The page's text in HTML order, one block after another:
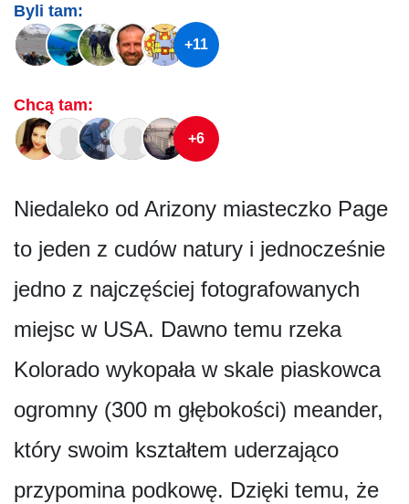
Byli tam:
+11
Chcą tam:
+6
Niedaleko od Arizony miasteczko Page
to jeden z cudów natury i jednocześnie
jedno z najczęściej fotografowanych
miejsc w USA. Dawno temu rzeka
Kolorado wykopała w skale piaskowca
ogromny (300 m głębokości) meander,
który swoim kształtem uderzająco
przypomina podkowę. Dzięki temu, że